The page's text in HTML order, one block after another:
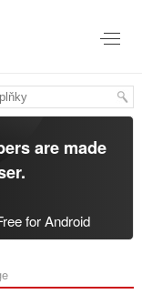
are made
.
for Android